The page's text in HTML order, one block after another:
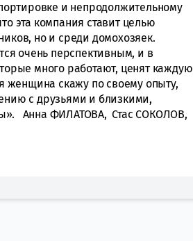
и непродолжительному
эта компания ставит целью
но и среди домохозяек.
очень перспективным, и в
много работают, ценят каждую
женщина скажу по своему опыту,
с друзьями и близкими,
Анна ФИЛАТОВА, Стас СОКОЛОВ,